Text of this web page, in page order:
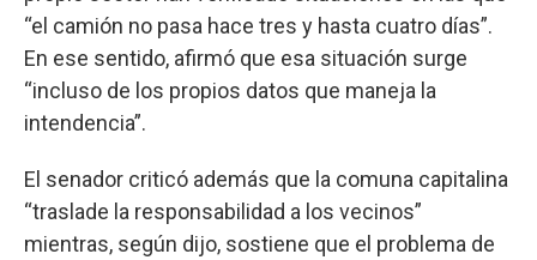
“el camión no pasa hace tres y hasta cuatro días”.
En ese sentido, afirmó que esa situación surge
“incluso de los propios datos que maneja la
intendencia”.
El senador criticó además que la comuna capitalina
“traslade la responsabilidad a los vecinos”
mientras, según dijo, sostiene que el problema de